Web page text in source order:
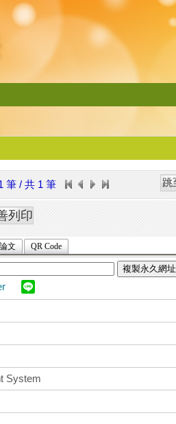
筆 / 共 1 筆
文 QR Code
複製永久網址
System